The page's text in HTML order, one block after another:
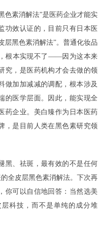
色素消解法”是医药企业才能实
功效认证的，目前只有日本医
层黑色素消解法”。普通化妆品
根本实现不了——因为这本来
究，是医药机构才会去做的领
做加加减减的调配，根本涉及
的医学层面。因此，能实现全
药企业。美白臻作为日本医药
，是目前人类在黑色素研究领
、祛斑，最有效的不是任何
全皮层黑色素消解法。下次再
你可以自信地回答：当然选美
科技，而不是单纯的成分堆